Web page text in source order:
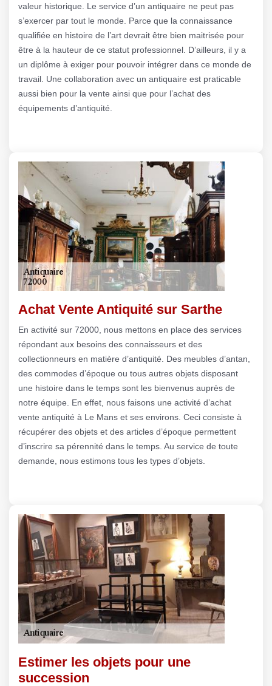
valeur historique. Le service d’un antiquaire ne peut pas
s’exercer par tout le monde. Parce que la connaissance
qualifiée en histoire de l’art devrait être bien maitrisée pour
être à la hauteur de ce statut professionnel. D’ailleurs, il y a
un diplôme à exiger pour pouvoir intégrer dans ce monde de
travail. Une collaboration avec un antiquaire est praticable
aussi bien pour la vente ainsi que pour l’achat des
équipements d’antiquité.
Achat Vente Antiquité sur Sarthe
En activité sur 72000, nous mettons en place des services
répondant aux besoins des connaisseurs et des
collectionneurs en matière d’antiquité. Des meubles d’antan,
des commodes d’époque ou tous autres objets disposant
une histoire dans le temps sont les bienvenus auprès de
notre équipe. En effet, nous faisons une activité d’achat
vente antiquité à Le Mans et ses environs. Ceci consiste à
récupérer des objets et des articles d’époque permettent
d’inscrire sa pérennité dans le temps. Au service de toute
demande, nous estimons tous les types d’objets.
Estimer les objets pour une
succession